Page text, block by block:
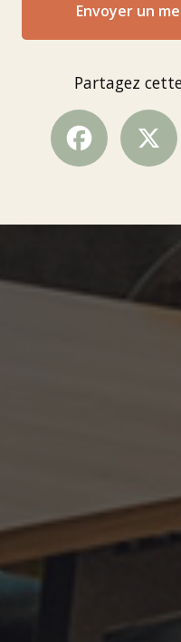
Envoyer un
Partagez
Facebook